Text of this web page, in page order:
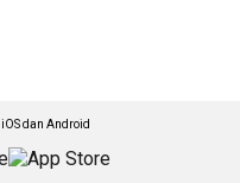
dan Android